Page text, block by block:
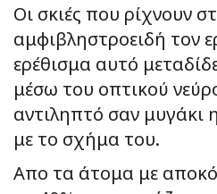
Οι σκιές που ρίχνουν
αμφιβληστροειδή τον
ερέθισμα αυτό
μέσω του οπτικού
αντιληπτό σαν μυγάκι
με το σχήμα του.
Απο τα άτομα με